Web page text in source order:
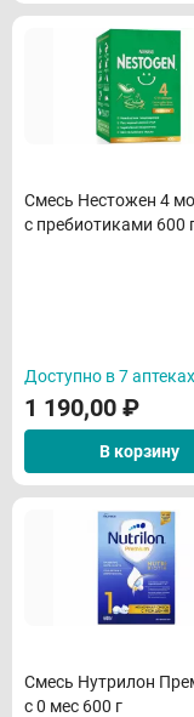
Смесь Нестожен 4
с пребиотиками 600
Доступно в 7 аптеках
1 190,00 ₽
В корзину
Смесь Нутрилон
с 0 мес 600 г